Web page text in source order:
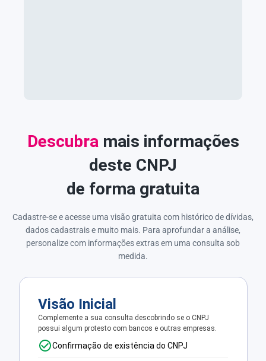
Descubra mais informações
deste CNPJ
de forma gratuita
Cadastre-se e acesse uma visão gratuita com histórico de dívidas,
dados cadastrais e muito mais. Para aprofundar a análise,
personalize com informações extras em uma consulta sob
medida.
Visão Inicial
Complemente a sua consulta descobrindo se o CNPJ
possui algum protesto com bancos e outras empresas.
Confirmação de existência do CNPJ